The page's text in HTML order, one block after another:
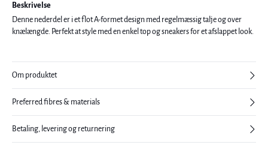
Beskrivelse
Denne nederdel er i et flot A-formet design med regelmæssig talje og over
knælængde. Perfekt at style med en enkel top og sneakers for et afslappet look.
Om produktet
Preferred fibres & materials
Betaling, levering og returnering